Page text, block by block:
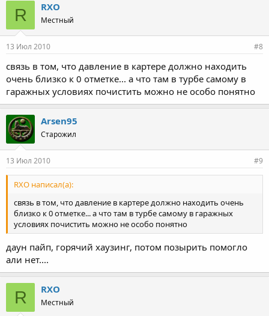
R RXO
Местный
13 Июл 2010 #8
связь в том, что давление в картере должно находить
очень близко к 0 отметке... а что там в турбе самому в
гаражных условиях почистить можно не особо понятно
Arsen95
Старожил
13 Июл 2010 #9
RXO написал(а):
связь в том, что давление в картере должно находить очень
близко к 0 отметке... а что там в турбе самому в гаражных
условиях почистить можно не особо понятно
даун пайп, горячий хаузинг, потом позырить помогло
али нет....
R RXO
Местный